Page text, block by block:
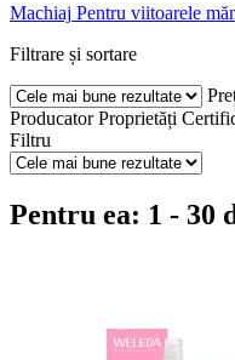
Machiaj Pentru viitoarele
Filtrare și sortare
Producator Proprietăți
Filtru
Pentru ea: 1 - 30